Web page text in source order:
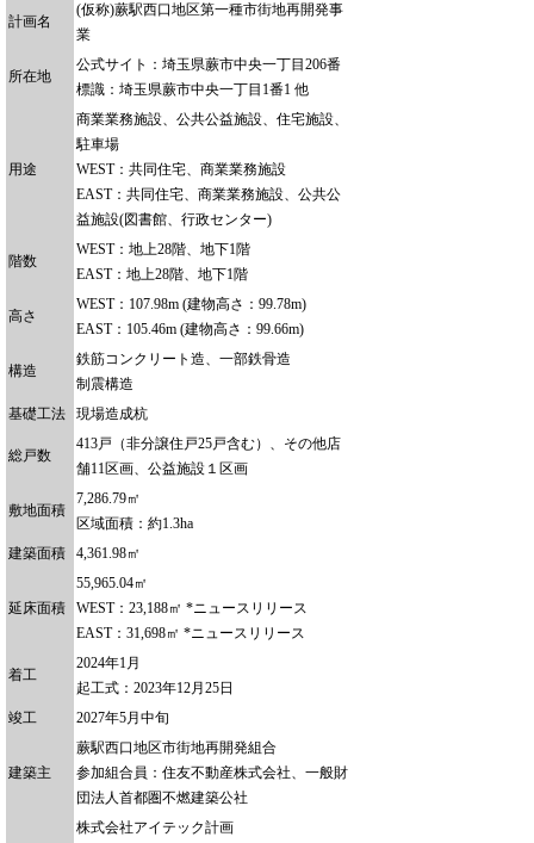
計画名
(仮称)蕨駅西口地区第一種市街地再開発事
業
所在地
公式サイト：埼玉県蕨市中央一丁目206番
標識：埼玉県蕨市中央一丁目1番1 他
用途
商業業務施設、公共公益施設、住宅施設、
駐車場
WEST：共同住宅、商業業務施設
EAST：共同住宅、商業業務施設、公共公
益施設(図書館、行政センター)
階数
WEST：地上28階、地下1階
EAST：地上28階、地下1階
高さ
WEST：107.98m (建物高さ：99.78m)
EAST：105.46m (建物高さ：99.66m)
構造
鉄筋コンクリート造、一部鉄骨造
制震構造
基礎工法
現場造成杭
総戸数
413戸（非分譲住戸25戸含む）、その他店
舗11区画、公益施設１区画
敷地面積
7,286.79㎡
区域面積：約1.3ha
建築面積
4,361.98㎡
延床面積
55,965.04㎡
WEST：23,188㎡ *ニュースリリース
EAST：31,698㎡ *ニュースリリース
着工
2024年1月
起工式：2023年12月25日
竣工
2027年5月中旬
建築主
蕨駅西口地区市街地再開発組合
参加組合員：住友不動産株式会社、一般財
団法人首都圏不燃建築公社
株式会社アイテック計画